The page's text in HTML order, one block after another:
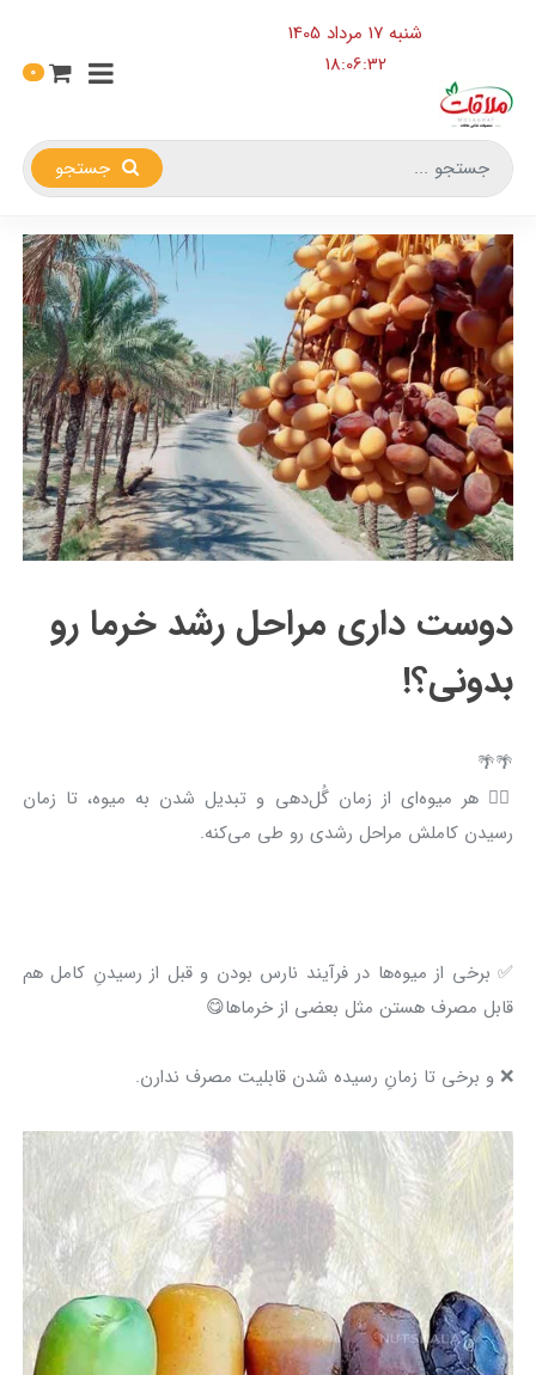
شنبه 17 مرداد 1405
18:06:33
0
دوست داری مراحل رشد خرما رو
بدونی؟!
🌴🌴
👈🏻 هر میوه‌ای از زمان گُل‌دهی و تبدیل شدن به میوه، تا زمان
رسیدن کاملش مراحل رشدی رو طی می‌کنه.
✅ برخی از میوه‌ها در فرآیند نارس بودن و قبل از رسیدنِ کامل هم
قابل‌ مصرف هستن مثل بعضی از خرماها😋
❌ و برخی تا زمانِ رسیده‌ شدن قابلیت مصرف ندارن.